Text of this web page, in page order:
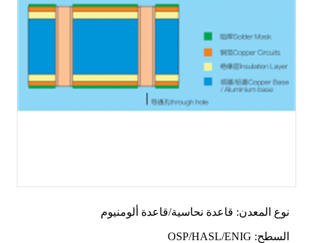
نوع المعدن: قاعدة نحاسية/قاعدة ألومنيوم
السطح: OSP/HASL/ENIG